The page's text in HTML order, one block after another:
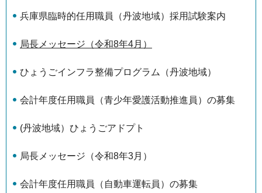
兵庫県臨時的任用職員（丹波地域）採用試験案内
局長メッセージ（令和8年4月）
ひょうごインフラ整備プログラム（丹波地域）
会計年度任用職員（青少年愛護活動推進員）の募集
(丹波地域）ひょうごアドプト
局長メッセージ（令和8年3月）
会計年度任用職員（自動車運転員）の募集